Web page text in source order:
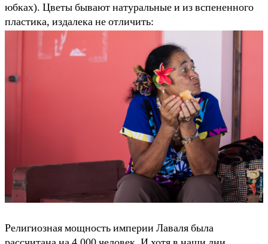
юбках). Цветы бывают натуральные и из вспененного
пластика, издалека не отличить:
Религиозная мощность империи Лаваля была